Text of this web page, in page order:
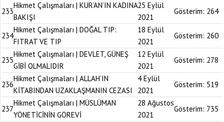
233
Hikmet Çalışmaları | KUR’AN’IN KADINA
BAKIŞI
25 Eylül
2021
Gösterim: 264
234
Hikmet Çalışmaları | DOĞAL TIP:
FITRAT VE TIP
18 Eylül
2021
Gösterim: 260
235
Hikmet Çalışmaları | DEVLET, GÜNEŞ
GİBİ OLMALIDIR
12 Eylül
2021
Gösterim: 278
236
Hikmet Çalışmaları | ALLAH’IN
KİTABINDAN UZAKLAŞMANIN CEZASI
4 Eylül
2021
Gösterim: 519
237
Hikmet Çalışmaları | MÜSLÜMAN
YÖNETİCİNİN GÖREVİ
28 Ağustos
2021
Gösterim: 735